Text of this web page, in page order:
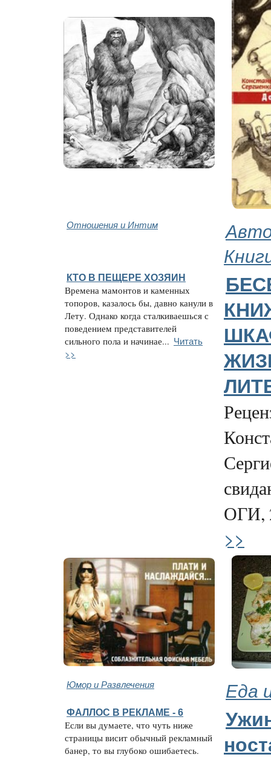
Отношения и Интим
КТО В ПЕЩЕРЕ ХОЗЯИН
Времена мамонтов и каменных
топоров, казалось бы, давно канули в
Лету. Однако когда сталкиваешься с
поведением представителей
сильного пола и начинае... Читать
>>
ОГИ,
>>
Юмор и Развлечения Еда
ФАЛЛОС В РЕКЛАМЕ - 6
Если вы думаете, что чуть ниже
страницы висит обычный рекламный
банер, то вы глубоко ошибаетесь.